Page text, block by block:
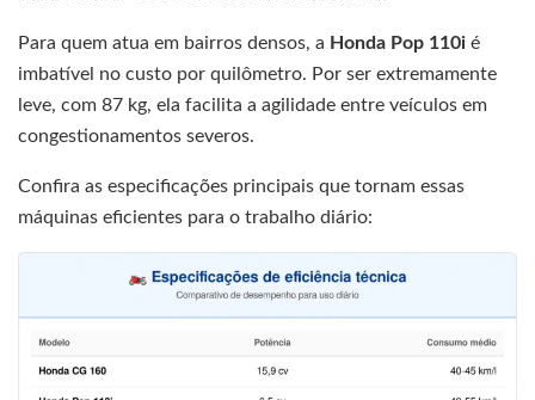
Para quem atua em bairros densos, a Honda Pop 110i é
imbatível no custo por quilômetro. Por ser extremamente
leve, com 87 kg, ela facilita a agilidade entre veículos em
congestionamentos severos.
Confira as especificações principais que tornam essas
máquinas eficientes para o trabalho diário: